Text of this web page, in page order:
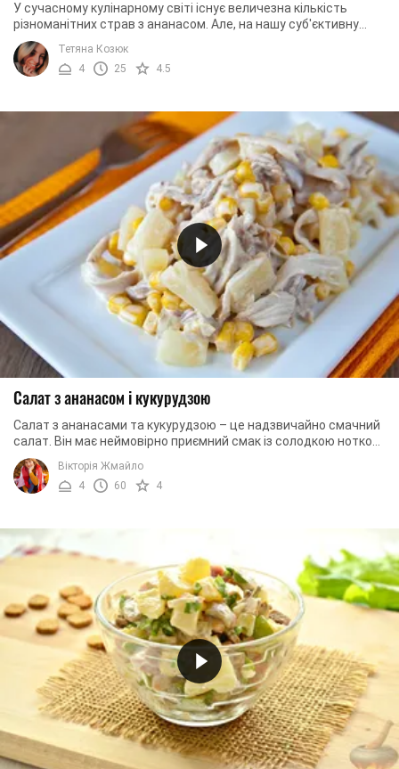
У сучасному кулінарному світі існує величезна кількість
різноманітних страв з ананасом. Але, на нашу суб'єктивну
думку, найбільш гармонійно ...
Тетяна Козюк
4
25 4.5
Салат з ананасом і кукурудзою
Салат з ананасами та кукурудзою – це надзвичайно смачний
салат. Він має неймовірно приємний смак із солодкою ноткою,
який формується завдяки ананасам ...
Вікторія Жмайло
4
60 4